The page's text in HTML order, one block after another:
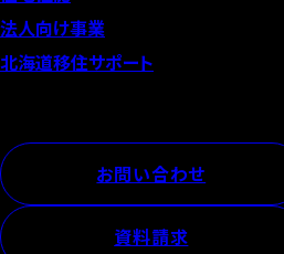
法人向け事業
北海道移住サポート
お問い合わせ
資料請求